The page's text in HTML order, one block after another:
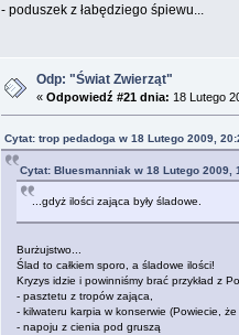
- poduszek z łabędziego śpiewu...
Odp: "Świat Zwierząt"
«Odpowiedź #21 dnia: 18 Lutego
Cytat: trop pedadoga w 18 Lutego 2009,
Cytat: Bluesmanniak w 18 Lutego 2009,
...gdyż ilości zająca były śladowe.
Burżujstwo...
Ślad to całkiem sporo, a śladowe ilości!
Kryzys idzie i powinniśmy brać przykład z
- pasztetu z tropów zająca,
- kilwateru karpia w konserwie (Powiecie,
- napoju z cienia pod gruszą